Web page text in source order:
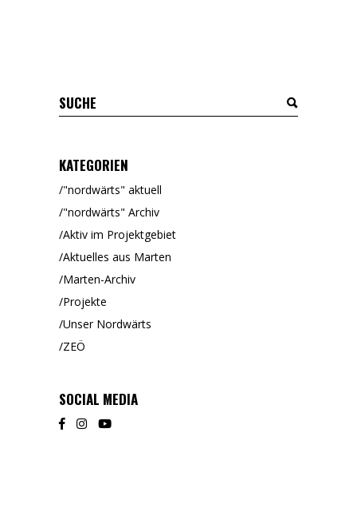
KATEGORIEN
"nordwärts" aktuell
"nordwärts" Archiv
Aktiv im Projektgebiet
Aktuelles aus Marten
Marten-Archiv
Projekte
Unser Nordwärts
ZEÖ
SOCIAL MEDIA